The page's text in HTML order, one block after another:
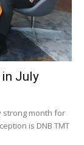
July
strong month for
is DNB TMT